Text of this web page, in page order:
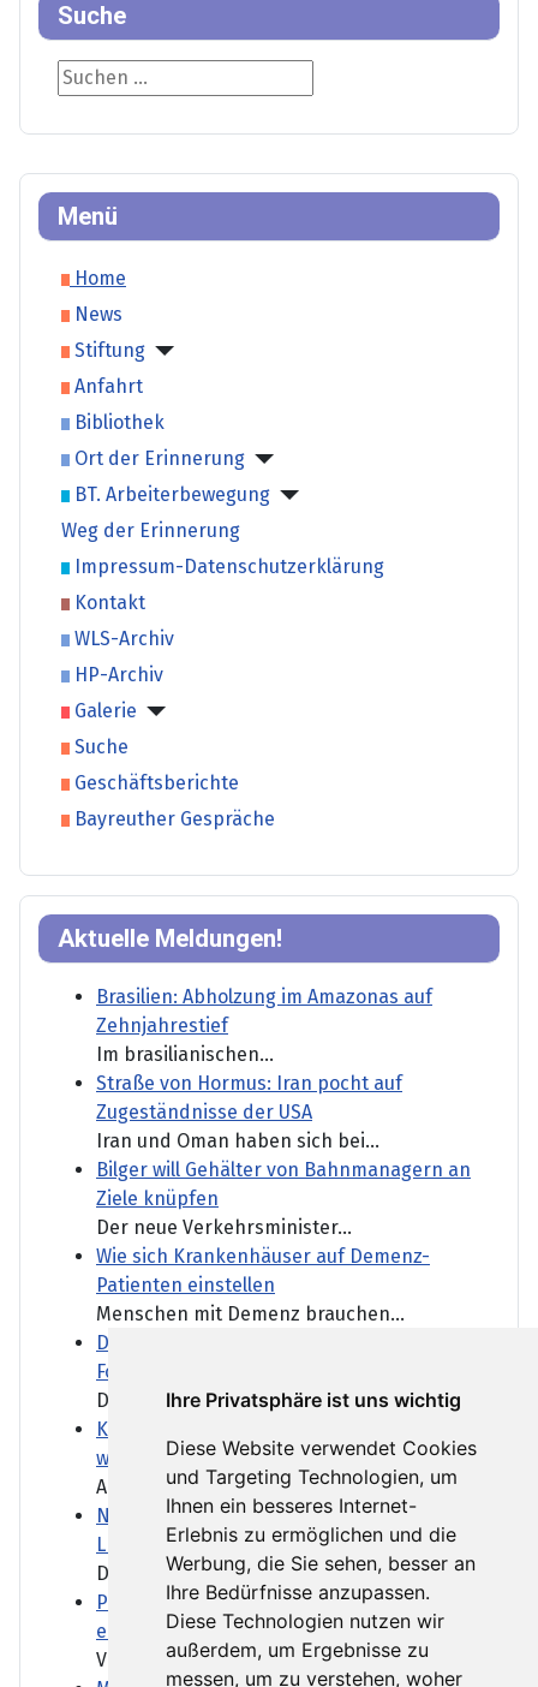
Ihre Privatsphäre ist uns wichtig
Diese Website verwendet Cookies
und Targeting Technologien, um
Ihnen ein besseres Internet-
Erlebnis zu ermöglichen und die
Werbung, die Sie sehen, besser an
Ihre Bedürfnisse anzupassen.
Diese Technologien nutzen wir
außerdem, um Ergebnisse zu
messen, um zu verstehen, woher
Menü
Home
News
Stiftung
Anfahrt
Bibliothek
Ort der Erinnerung
BT. Arbeiterbewegung
Weg der Erinnerung
Impressum-Datenschutzerklärung
Kontakt
WLS-Archiv
HP-Archiv
Galerie
Suche
Geschäftsberichte
Bayreuther Gespräche
Aktuelle Meldungen!
Brasilien: Abholzung im Amazonas auf
Zehnjahrestief
Im brasilianischen...
Straße von Hormus: Iran pocht auf
Zugeständnisse der USA
Iran und Oman haben sich bei...
Bilger will Gehälter von Bahnmanagern an
Ziele knüpfen
Der neue Verkehrsminister...
Wie sich Krankenhäuser auf Demenz-
Patienten einstellen
Menschen mit Demenz brauchen...
Dobrindt will nach Drohnen-Vorfall
Forschung ausbauen
Der Fund am Flughafen...
Kanadische Provinz British Columbia ruft
wegen Waldbränden Notstand aus
Angefacht durch starke Winde...
Niedrigwasser: Was die Lockerung des
Lkw-Fahrverbots bedeutet
Das Niedrigwasser schränkt...
Paris führt Helmpflicht für E-Roller-Fahrer
ein
Vor allem in Großstädten...
Suche
Suche